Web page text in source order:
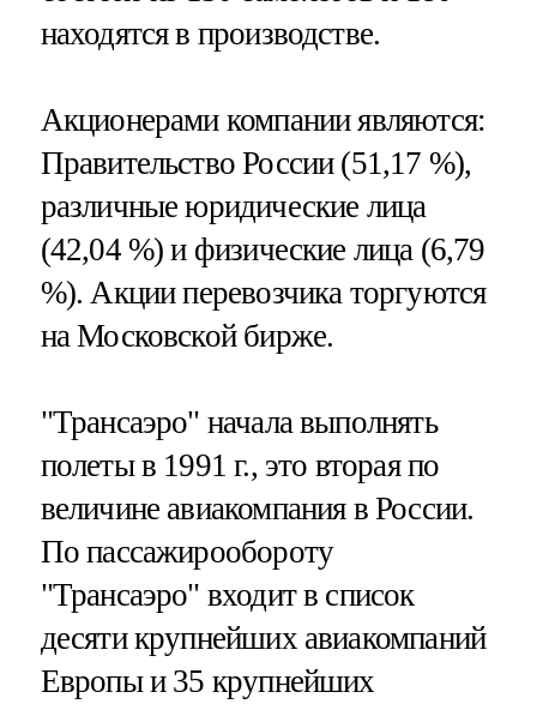
находятся в производстве.
Акционерами компании являются:
Правительство России (51,17 %),
различные юридические лица
(42,04 %) и физические лица (6,79
%). Акции перевозчика торгуются
на Московской бирже.
"Трансаэро" начала выполнять
полеты в 1991 г., это вторая по
величине авиакомпания в России.
По пассажирообороту
"Трансаэро" входит в список
десяти крупнейших авиакомпаний
Европы и 35 крупнейших